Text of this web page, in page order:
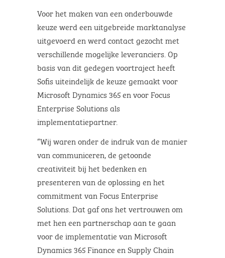
Voor het maken van een onderbouwde
keuze werd een uitgebreide marktanalyse
uitgevoerd en werd contact gezocht met
verschillende mogelijke leveranciers. Op
basis van dit gedegen voortraject heeft
Sofis uiteindelijk de keuze gemaakt voor
Microsoft Dynamics 365 en voor Focus
Enterprise Solutions als
implementatiepartner.
“Wij waren onder de indruk van de manier
van communiceren, de getoonde
creativiteit bij het bedenken en
presenteren van de oplossing en het
commitment van Focus Enterprise
Solutions. Dat gaf ons het vertrouwen om
met hen een partnerschap aan te gaan
voor de implementatie van Microsoft
Dynamics 365 Finance en Supply Chain